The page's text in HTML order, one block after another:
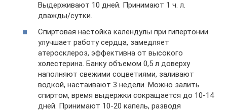
Выдерживают 10 дней. Принимают 1 ч. л.
дважды/сутки.
Спиртовая настойка календулы при гипертонии
улучшает работу сердца, замедляет
атеросклероз, эффективна от высокого
холестерина. Банку объемом 0,5 л доверху
наполняют свежими соцветиями, заливают
водкой, настаивают 3 недели. Можно залить
спиртом, время выдержки сокращается до 10-14
дней. Принимают 10-20 капель, разводя